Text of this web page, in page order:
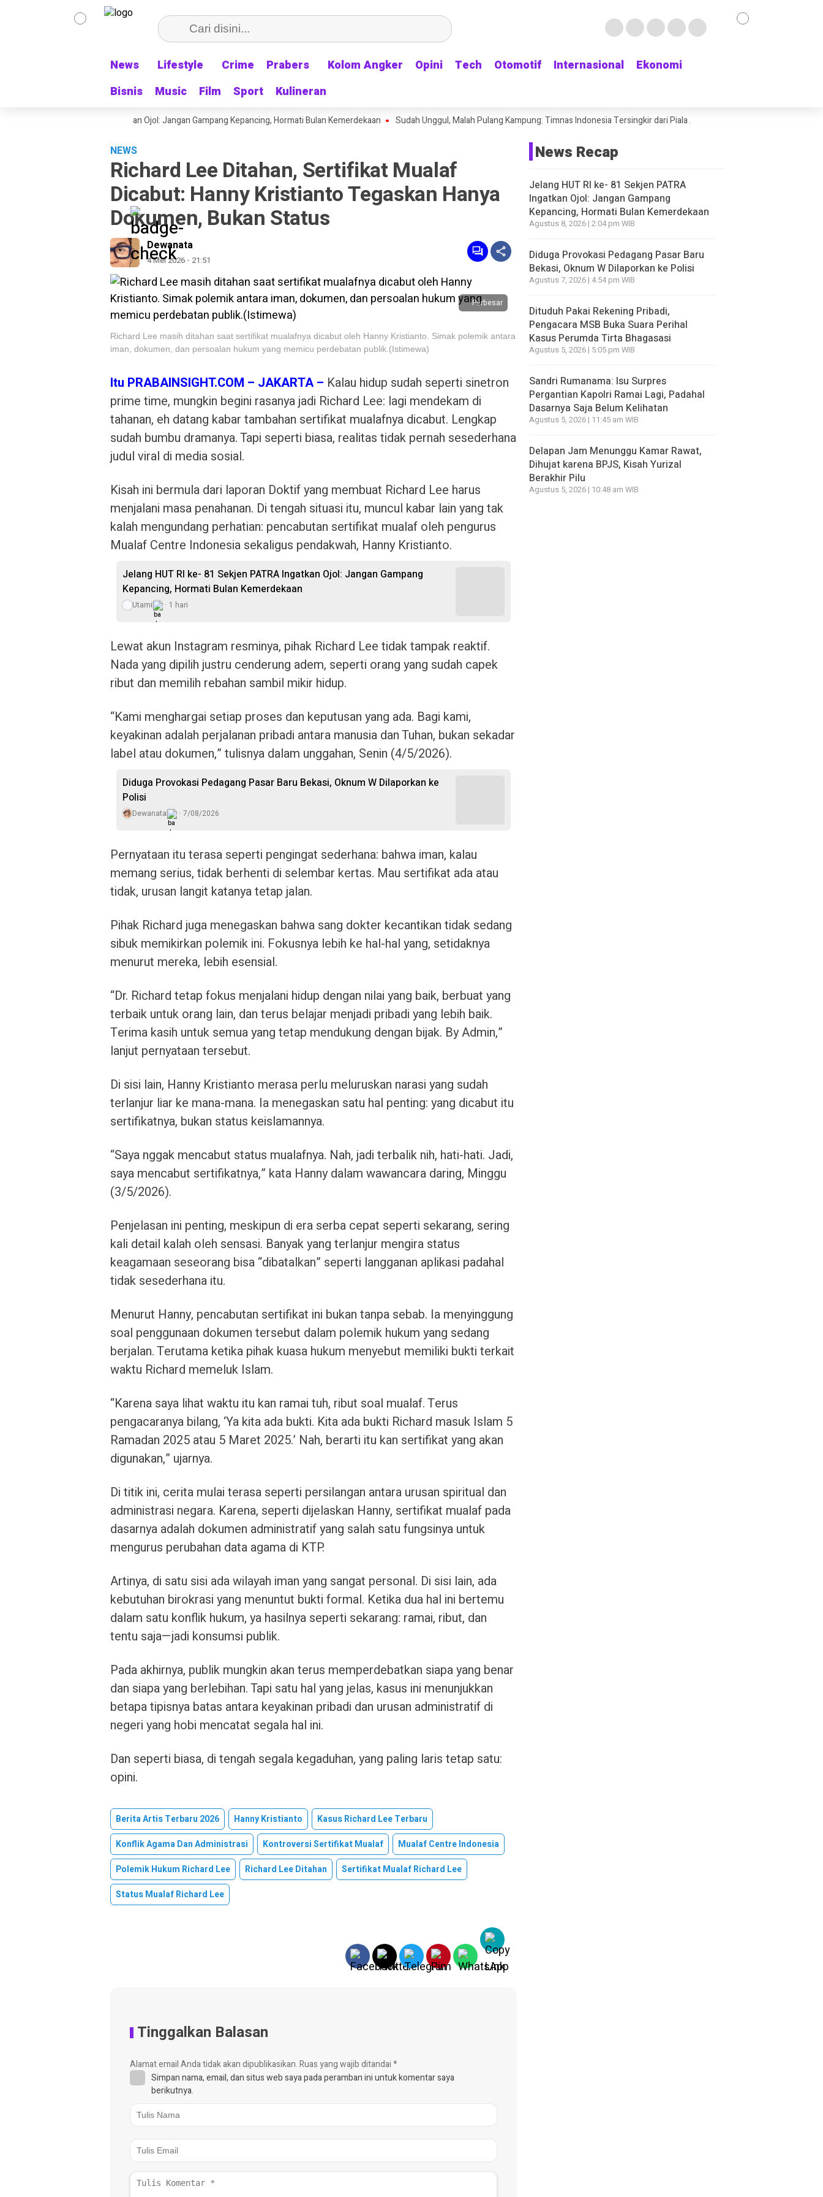
News Lifestyle Crime Prabers Kolom Angker Opini Tech Otomotif Internasional
Ekonomi
Bisnis
Music Film Sport Kulineran
News Lifestyle Crime Prabers Kolom Angker Opini Tech Otomotif Internasional
Ekonomi
Bisnis
Music Film Sport Kulineran
81 Sekjen PATRA Ingatkan Ojol: Jangan Gampang Kepancing, Hormati Bulan Kemerdekaan Sudah Unggul, Malah Pulang Kampung: Timnas Indonesia Tersingkir dari Piala AFF 2026 usai Ditahan Singapura 1-1
NEWS
Richard Lee Ditahan, Sertifikat Mualaf
Dicabut: Hanny Kristianto Tegaskan Hanya
Dokumen, Bukan Status
Dewanata
4 Mei 2026 - 21:51
Perbesar
Richard Lee masih ditahan saat sertifikat mualafnya dicabut oleh Hanny Kristianto. Simak polemik antara
iman, dokumen, dan persoalan hukum yang memicu perdebatan publik.(Istimewa)
Itu PRABAINSIGHT.COM – JAKARTA – Kalau hidup sudah seperti sinetron
prime time, mungkin begini rasanya jadi Richard Lee: lagi mendekam di
tahanan, eh datang kabar tambahan sertifikat mualafnya dicabut. Lengkap
sudah bumbu dramanya. Tapi seperti biasa, realitas tidak pernah sesederhana
judul viral di media sosial.
Kisah ini bermula dari laporan Doktif yang membuat Richard Lee harus
menjalani masa penahanan. Di tengah situasi itu, muncul kabar lain yang tak
kalah mengundang perhatian: pencabutan sertifikat mualaf oleh pengurus
Mualaf Centre Indonesia sekaligus pendakwah, Hanny Kristianto.
Jelang HUT RI ke- 81 Sekjen PATRA Ingatkan Ojol: Jangan Gampang
Kepancing, Hormati Bulan Kemerdekaan
Utami 1 hari
Lewat akun Instagram resminya, pihak Richard Lee tidak tampak reaktif.
Nada yang dipilih justru cenderung adem, seperti orang yang sudah capek
ribut dan memilih rebahan sambil mikir hidup.
“Kami menghargai setiap proses dan keputusan yang ada. Bagi kami,
keyakinan adalah perjalanan pribadi antara manusia dan Tuhan, bukan sekadar
label atau dokumen,” tulisnya dalam unggahan, Senin (4/5/2026).
Diduga Provokasi Pedagang Pasar Baru Bekasi, Oknum W Dilaporkan ke
Polisi
Dewanata 7/08/2026
Pernyataan itu terasa seperti pengingat sederhana: bahwa iman, kalau
memang serius, tidak berhenti di selembar kertas. Mau sertifikat ada atau
tidak, urusan langit katanya tetap jalan.
Pihak Richard juga menegaskan bahwa sang dokter kecantikan tidak sedang
sibuk memikirkan polemik ini. Fokusnya lebih ke hal-hal yang, setidaknya
menurut mereka, lebih esensial.
“Dr. Richard tetap fokus menjalani hidup dengan nilai yang baik, berbuat yang
terbaik untuk orang lain, dan terus belajar menjadi pribadi yang lebih baik.
Terima kasih untuk semua yang tetap mendukung dengan bijak. By Admin,”
lanjut pernyataan tersebut.
Di sisi lain, Hanny Kristianto merasa perlu meluruskan narasi yang sudah
terlanjur liar ke mana-mana. Ia menegaskan satu hal penting: yang dicabut itu
sertifikatnya, bukan status keislamannya.
“Saya nggak mencabut status mualafnya. Nah, jadi terbalik nih, hati-hati. Jadi,
saya mencabut sertifikatnya,” kata Hanny dalam wawancara daring, Minggu
(3/5/2026).
Penjelasan ini penting, meskipun di era serba cepat seperti sekarang, sering
kali detail kalah oleh sensasi. Banyak yang terlanjur mengira status
keagamaan seseorang bisa “dibatalkan” seperti langganan aplikasi padahal
tidak sesederhana itu.
Menurut Hanny, pencabutan sertifikat ini bukan tanpa sebab. Ia menyinggung
soal penggunaan dokumen tersebut dalam polemik hukum yang sedang
berjalan. Terutama ketika pihak kuasa hukum menyebut memiliki bukti terkait
waktu Richard memeluk Islam.
“Karena saya lihat waktu itu kan ramai tuh, ribut soal mualaf. Terus
pengacaranya bilang, ‘Ya kita ada bukti. Kita ada bukti Richard masuk Islam 5
Ramadan 2025 atau 5 Maret 2025.’ Nah, berarti itu kan sertifikat yang akan
digunakan,” ujarnya.
Di titik ini, cerita mulai terasa seperti persilangan antara urusan spiritual dan
administrasi negara. Karena, seperti dijelaskan Hanny, sertifikat mualaf pada
dasarnya adalah dokumen administratif yang salah satu fungsinya untuk
mengurus perubahan data agama di KTP.
Artinya, di satu sisi ada wilayah iman yang sangat personal. Di sisi lain, ada
kebutuhan birokrasi yang menuntut bukti formal. Ketika dua hal ini bertemu
dalam satu konflik hukum, ya hasilnya seperti sekarang: ramai, ribut, dan
tentu saja—jadi konsumsi publik.
Pada akhirnya, publik mungkin akan terus memperdebatkan siapa yang benar
dan siapa yang berlebihan. Tapi satu hal yang jelas, kasus ini menunjukkan
betapa tipisnya batas antara keyakinan pribadi dan urusan administratif di
negeri yang hobi mencatat segala hal ini.
Dan seperti biasa, di tengah segala kegaduhan, yang paling laris tetap satu:
opini.
Berita Artis Terbaru 2026 Hanny Kristianto
Kasus Richard Lee Terbaru
Konflik Agama Dan Administrasi
Kontroversi Sertifikat Mualaf
Mualaf Centre Indonesia
Polemik Hukum Richard Lee
Richard Lee Ditahan
Sertifikat Mualaf Richard Lee
Status Mualaf Richard Lee
Tinggalkan Balasan
Alamat email Anda tidak akan dipublikasikan.Ruas yang wajib ditandai*
Simpan nama, email, dan situs web saya pada peramban ini untuk komentar saya
berikutnya.
News Recap
Jelang HUT RI ke- 81 Sekjen PATRA
Ingatkan Ojol: Jangan Gampang
Kepancing, Hormati Bulan Kemerdekaan
Agustus 8, 2026 | 2:04 pm WIB
Diduga Provokasi Pedagang Pasar Baru
Bekasi, Oknum W Dilaporkan ke Polisi
Agustus 7, 2026 | 4:54 pm WIB
Dituduh Pakai Rekening Pribadi,
Pengacara MSB Buka Suara Perihal
Kasus Perumda Tirta Bhagasasi
Agustus 5, 2026 | 5:05 pm WIB
Sandri Rumanama: Isu Surpres
Pergantian Kapolri Ramai Lagi, Padahal
Dasarnya Saja Belum Kelihatan
Agustus 5, 2026 | 11:45 am WIB
Delapan Jam Menunggu Kamar Rawat,
Dihujat karena BPJS, Kisah Yurizal
Berakhir Pilu
Agustus 5, 2026 | 10:48 am WIB